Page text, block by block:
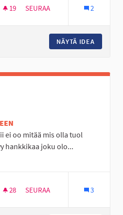
19 19 SEURAAJAA
SEURAA 2
NÄYTÄ IDEA
ei oo mitää mis olla tuol
hankkikaa joku olo...
Itäinen Seinäjoki
28 28 SEURAAJAA
SEURAA 3